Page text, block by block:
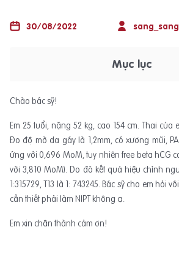
30/08/2022 sang_sang
Mục lục
Chào bác sỹ!
Em 25 tuổi, nặng 52 kg, cao 154 cm. Thai của
Đo độ mờ da gáy là 1,2mm, có xương mũi,
ứng với 0,696 MoM, tuy nhiên free beta hCG
với 3,810 MoM). Do đó kết quả hiệu chỉnh
1:315729, T13 là 1: 743245. Bác sỹ cho em hỏi
cần thiết phải làm NIPT không ạ.
Em xin chân thành cảm ơn!